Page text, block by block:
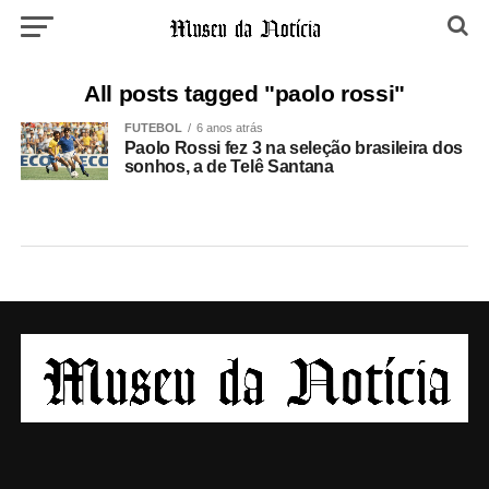
All posts tagged "paolo rossi"
FUTEBOL 6 anos atrás
Paolo Rossi fez 3 na seleção brasileira dos
sonhos, a de Telê Santana